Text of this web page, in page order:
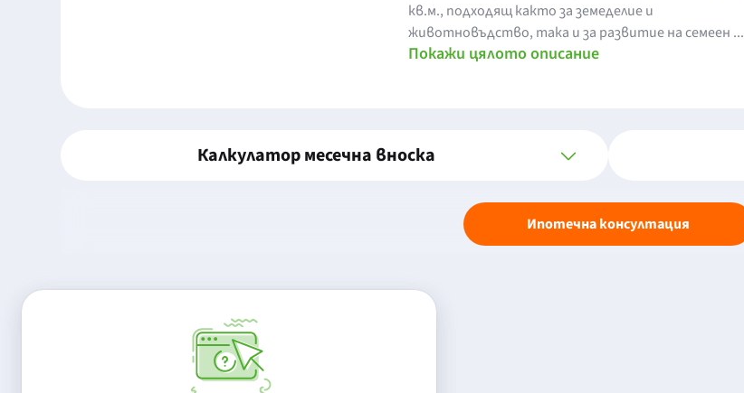
кв.м., подходящ както за земеделие и
животновъдство, така и за развитие на семеен ...
Покажи цялото описание
Калкулатор месечна вноска
Ипотечна консултация